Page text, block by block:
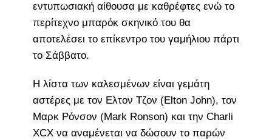
εντυπωσιακή αίθουσα με καθρέφτες ενώ το
περίτεχνο μπαρόκ σκηνικό του θα
αποτελέσει το επίκεντρο του γαμήλιου πάρτι
το Σάββατο.
Η λίστα των καλεσμένων είναι γεμάτη
αστέρες με τον Ελτον Τζον (Elton John), τον
Μαρκ Ρόνσον (Mark Ronson) και την Charli
XCX να αναμένεται να δώσουν το παρών